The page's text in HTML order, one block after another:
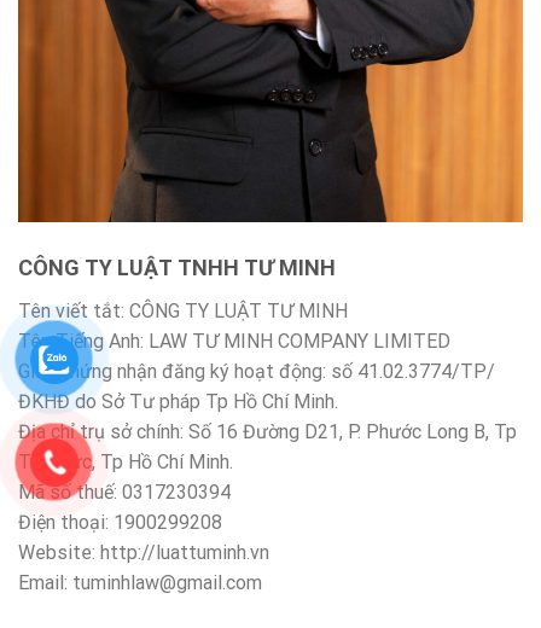
CÔNG TY LUẬT TNHH TƯ MINH
Tên viết tắt: CÔNG TY LUẬT TƯ MINH
Tên Tiếng Anh: LAW TƯ MINH COMPANY LIMITED
Giấy chứng nhận đăng ký hoạt động: số 41.02.3774/TP/
ĐKHĐ do Sở Tư pháp Tp Hồ Chí Minh.
Địa chỉ trụ sở chính: Số 16 Đường D21, P. Phước Long B, Tp
Thủ Đức, Tp Hồ Chí Minh.
Mã số thuế: 0317230394
Điện thoại: 1900299208
Website: http://luattuminh.vn
Email: tuminhlaw@gmail.com